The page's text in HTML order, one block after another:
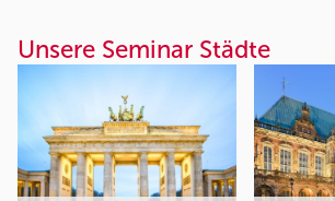
Unsere Seminar Städte